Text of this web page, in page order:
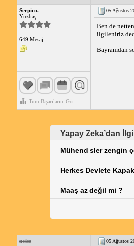
Serpico.
Yüzbaşı
649 Mesaj
Tüm Başarılarını Gör
05 Ağustos
Ben de
ilgileniriz
Bayramdan
Yapay Zeka’dan
Mühendisler zengin
Herkes Devlete
Maaş az değil mi ?
noise
05 Ağustos